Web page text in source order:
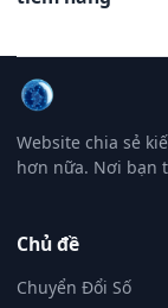
Website chia sẻ
hơn nữa. Nơi bạn
Chủ đề
Chuyển Đổi Số